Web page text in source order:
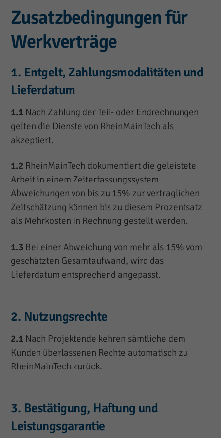
Zusatzbedingungen für
Werkverträge
1. Entgelt, Zahlungsmodalitäten und
Lieferdatum
1.1 Nach Zahlung der Teil- oder Endrechnungen
gelten die Dienste von RheinMainTech als
akzeptiert.
1.2 RheinMainTech dokumentiert die geleistete
Arbeit in einem Zeiterfassungssystem.
Abweichungen von bis zu 15% zur vertraglichen
Zeitschätzung können bis zu diesem Prozentsatz
als Mehrkosten in Rechnung gestellt werden.
1.3 Bei einer Abweichung von mehr als 15% vom
geschätzten Gesamtaufwand, wird das
Lieferdatum entsprechend angepasst.
2. Nutzungsrechte
2.1 Nach Projektende kehren sämtliche dem
Kunden überlassenen Rechte automatisch zu
RheinMainTech zurück.
3. Bestätigung, Haftung und
Leistungsgarantie